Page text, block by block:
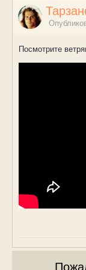
Посмотрите